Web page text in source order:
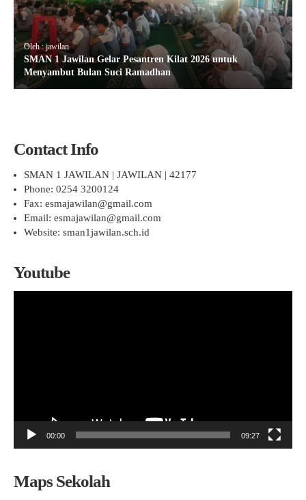
Oleh : jawilan
SMAN 1 Jawilan Gelar Pesantren Kilat 2026 untuk
Menyambut Bulan Suci Ramadhan
Contact Info
SMAN 1 JAWILAN | JAWILAN | 42177
Phone: 0254 3200124
Fax: esmajawilan@gmail.com
Email: esmajawilan@gmail.com
Website: sman1jawilan.sch.id
Youtube
00:00 09:27
Maps Sekolah